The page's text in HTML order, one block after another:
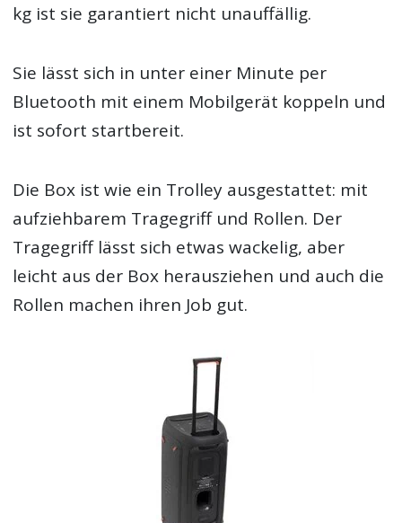
kg ist sie garantiert nicht unauffällig.
Sie lässt sich in unter einer Minute per
Bluetooth mit einem Mobilgerät koppeln und
ist sofort startbereit.
Die Box ist wie ein Trolley ausgestattet: mit
aufziehbarem Tragegriff und Rollen. Der
Tragegriff lässt sich etwas wackelig, aber
leicht aus der Box herausziehen und auch die
Rollen machen ihren Job gut.